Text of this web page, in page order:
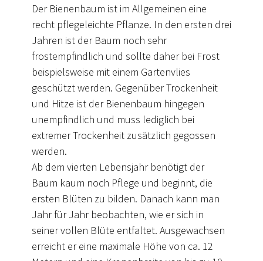
Der Bienenbaum ist im Allgemeinen eine
recht pflegeleichte Pflanze. In den ersten drei
Jahren ist der Baum noch sehr
frostempfindlich und sollte daher bei Frost
beispielsweise mit einem Gartenvlies
geschützt werden. Gegenüber Trockenheit
und Hitze ist der Bienenbaum hingegen
unempfindlich und muss lediglich bei
extremer Trockenheit zusätzlich gegossen
werden.
Ab dem vierten Lebensjahr benötigt der
Baum kaum noch Pflege und beginnt, die
ersten Blüten zu bilden. Danach kann man
Jahr für Jahr beobachten, wie er sich in
seiner vollen Blüte entfaltet. Ausgewachsen
erreicht er eine maximale Höhe von ca. 12